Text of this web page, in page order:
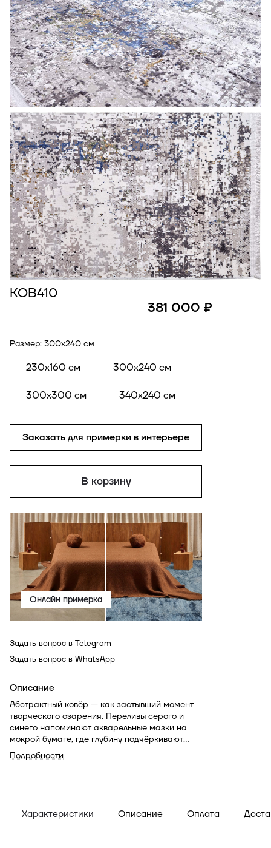
КОВ410
Размер: 300x240 см
230x160 см 300x240 см
300x300 см 340x240 см
Заказать для примерки в интерьере
В корзину
Онлайн примерка
Задать вопрос в Telegram
Задать вопрос в WhatsApp
Описание
Абстрактный ковёр — как застывший момент
творческого озарения. Переливы серого и
синего напоминают акварельные мазки на
мокрой бумаге, где глубину подчёркивают
тонкие графичные линии. Лёгкий, как утренний
туман, но выразительный, как современная
Подробности
381 000 ₽
Характеристики Описание Оплата